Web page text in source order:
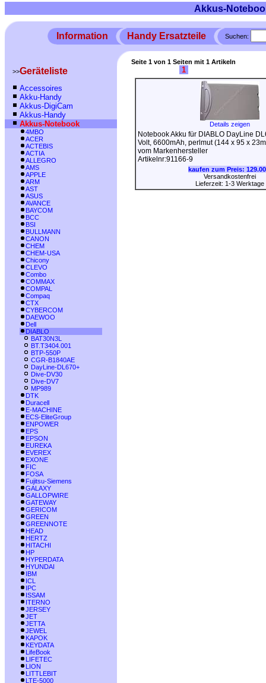
Akkus-
Information Handy Ersatzteile Suchen:
>>Geräteliste
Accessoires
Akku-Handy
Akkus-DigiCam
Akkus-Handy
Akkus-Notebook
4MBO
ACER
ACTEBIS
ACTIA
ALLEGRO
AMS
APPLE
ARM
AST
ASUS
AVANCE
BAYCOM
BCC
BSI
BULLMANN
CANON
CHEM
CHEM-USA
Chicony
CLEVO
Combo
COMMAX
COMPAL
Compaq
CTX
CYBERCOM
DAEWOO
Dell
DIABLO
BAT30N3L
BT.T3404.001
BTP-550P
CGR-B1840AE
DayLine-DL670+
Dive-DV30
Dive-DV7
MP989
DTK
Duracell
E-MACHINE
ECS-EliteGroup
ENPOWER
EPS
EPSON
EUREKA
EVEREX
EXONE
FIC
FOSA
Fujitsu-Siemens
GALAXY
GALLOPWIRE
GATEWAY
GERICOM
GREEN
GREENNOTE
HEAD
HERTZ
HITACHI
HP
HYPERDATA
HYUNDAI
IBM
ICL
IPC
ISSAM
ITERNO
JERSEY
JET
JETTA
JEWEL
KAPOK
KEYDATA
LifeBook
LIFETEC
LION
LITTLEBIT
LTE-5000
Seite 1 von 1 Seiten mit 1 Artikeln
1
Details zeigen
Notebook Akku für DIABLO DayLine
Volt, 6600mAh, perlmut (144 x 95 x
vom Markenhersteller
Artikelnr:91166-9
kaufen zum Preis:
Versandkostenfrei
Lieferzeit: 1-3 Werktage